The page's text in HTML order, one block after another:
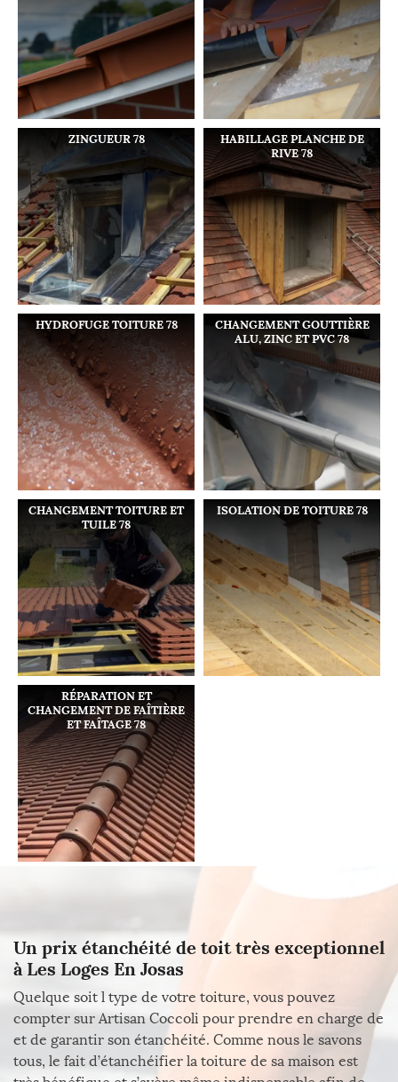
ZINGUEUR 78
HABILLAGE PLANCHE DE
RIVE 78
HYDROFUGE TOITURE 78
CHANGEMENT GOUTTIÈRE
ALU, ZINC ET PVC 78
CHANGEMENT TOITURE ET
TUILE 78
ISOLATION DE TOITURE 78
RÉPARATION ET
CHANGEMENT DE FAÎTIÈRE
ET FAÎTAGE 78
Un prix étanchéité de toit très exceptionnel
à Les Loges En Josas
Quelque soit l type de votre toiture, vous pouvez
compter sur Artisan Coccoli pour prendre en charge de
et de garantir son étanchéité. Comme nous le savons
tous, le fait d’étanchéifier la toiture de sa maison est